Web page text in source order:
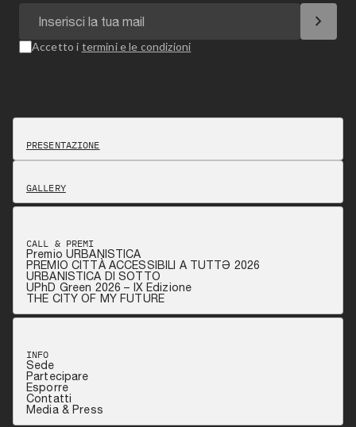
chevron_right
Accetto i termini e le condizioni
PRESENTAZIONE
GALLERY
CALL & PREMI
Premio URBANISTICA
PREMIO CITTÀ ACCESSIBILI A TUTTƏ 2026
URBANISTICA DI SOTTO
UPhD Green 2026 – IX Edizione
THE CITY OF MY FUTURE
INFO
Sede
Partecipare
Esporre
Contatti
Media & Press